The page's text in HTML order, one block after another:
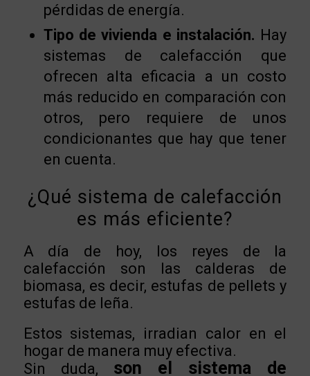
pérdidas de energía.
Tipo de vivienda e instalación. Hay
sistemas de calefacción que
ofrecen alta eficacia a un costo
más reducido en comparación con
otros, pero requiere de unos
condicionantes que hay que tener
en cuenta.
¿Qué sistema de calefacción
es más eficiente?
A día de hoy, los reyes de la
calefacción son las calderas de
biomasa, es decir, estufas de pellets y
estufas de leña.
Estos sistemas, irradian calor en el
hogar de manera muy efectiva.
Sin duda, son el sistema de